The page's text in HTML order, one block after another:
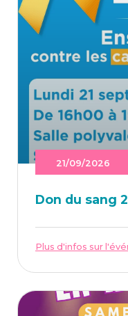
21/09/2026
Don du sang
Plus d'infos sur